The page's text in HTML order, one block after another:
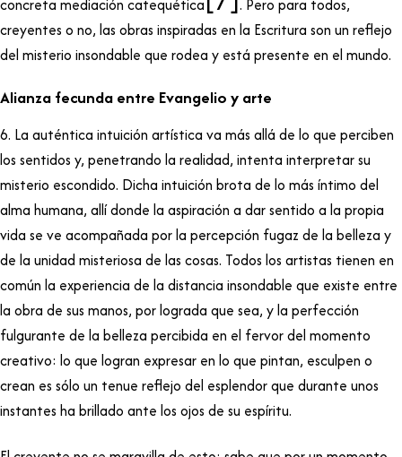
concreta mediación catequética
. Pero para todos,
creyentes o no, las obras inspiradas en la Escritura son un reflejo
del misterio insondable que rodea y está presente en el mundo.
Alianza fecunda entre Evangelio y arte
6. La auténtica intuición artística va más allá de lo que perciben
los sentidos y, penetrando la realidad, intenta interpretar su
misterio escondido. Dicha intuición brota de lo más íntimo del
alma humana, allí donde la aspiración a dar sentido a la propia
vida se ve acompañada por la percepción fugaz de la belleza y
de la unidad misteriosa de las cosas. Todos los artistas tienen en
común la experiencia de la distancia insondable que existe entre
la obra de sus manos, por lograda que sea, y la perfección
fulgurante de la belleza percibida en el fervor del momento
creativo: lo que logran expresar en lo que pintan, esculpen o
crean es sólo un tenue reflejo del esplendor que durante unos
instantes ha brillado ante los ojos de su espíritu.